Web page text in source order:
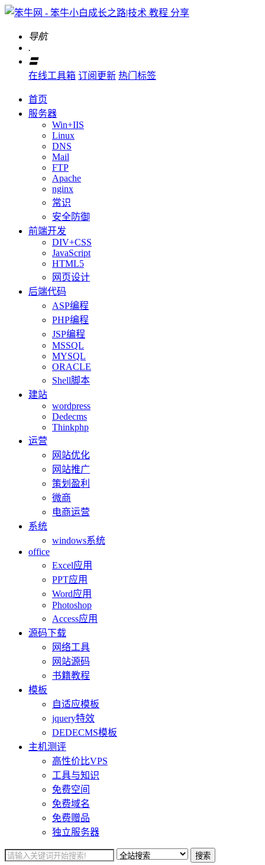
导航
.
〓
在线工具箱 订阅更新 热门标签
首页
服务器
Win+IIS
Linux
DNS
Mail
FTP
Apache
nginx
常识
安全防御
前端开发
DIV+CSS
JavaScript
HTML5
网页设计
后端代码
ASP编程
PHP编程
JSP编程
MSSQL
MYSQL
ORACLE
Shell脚本
建站
wordpress
Dedecms
Thinkphp
运营
网站优化
网站推广
策划盈利
微商
电商运营
系统
windows系统
office
Excel应用
PPT应用
Word应用
Photoshop
Access应用
源码下载
网络工具
网站源码
书籍教程
模板
自适应模板
jquery特效
DEDECMS模板
主机测评
高性价比VPS
工具与知识
免费空间
免费域名
免费赠品
独立服务器
搜索